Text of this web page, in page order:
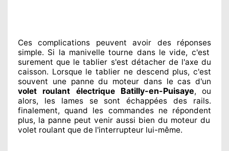
Ces complications peuvent avoir des réponses
simple. Si la manivelle tourne dans le vide, c'est
surement que le tablier s'est détacherde l'axe du
caisson. Lorsque le tablier ne descend plus, c'est
souvent une panne du moteur dans le cas d'un
volet roulant électrique Batilly-en-Puisaye, ou
alors, les lames se sont échappées des rails.
finalement, quand les commandes ne répondent
plus, la panne peut venir aussi bien du moteur du
volet roulant que de l'interrupteur lui-même.